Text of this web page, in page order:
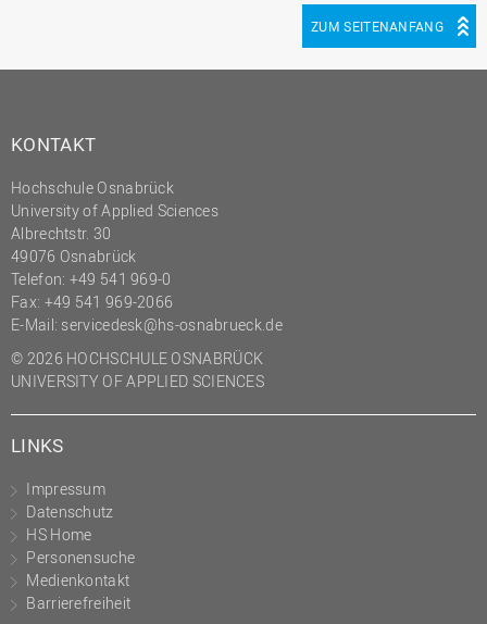
ZUM SEITENANFANG
KONTAKT
Hochschule Osnabrück
University of Applied Sciences
Albrechtstr. 30
49076 Osnabrück
Telefon: +49 541 969-0
Fax: +49 541 969-2066
E-Mail: servicedesk@hs-osnabrueck.de
© 2026 HOCHSCHULE OSNABRÜCK
UNIVERSITY OF APPLIED SCIENCES
LINKS
Impressum
Datenschutz
HS Home
Personensuche
Medienkontakt
Barrierefreiheit